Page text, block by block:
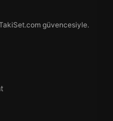
güvencesiyle.